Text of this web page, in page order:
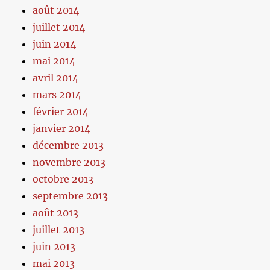
août 2014
juillet 2014
juin 2014
mai 2014
avril 2014
mars 2014
février 2014
janvier 2014
décembre 2013
novembre 2013
octobre 2013
septembre 2013
août 2013
juillet 2013
juin 2013
mai 2013